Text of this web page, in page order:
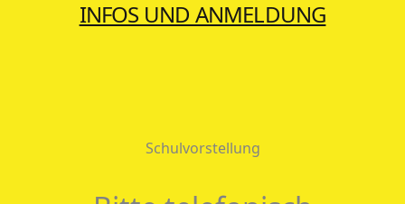
INFOS UND ANMELDUNG
Schulvorstellung